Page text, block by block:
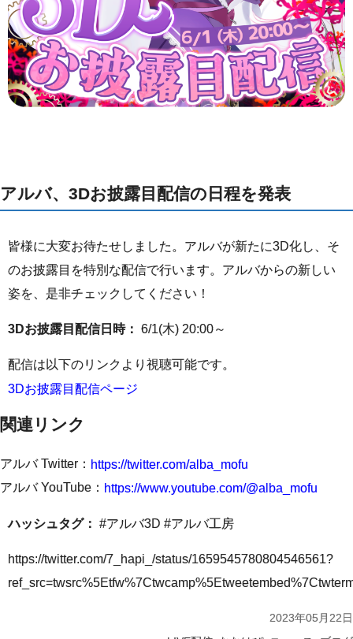
アルバ、3Dお披露目配信の日程を発表
皆様に大変お待たせしました。アルバが新たに3D化し、そ
のお披露目を特別な配信で行います。アルバからの新しい
姿を、是非チェックしてください！
3Dお披露目配信日時： 6/1(木) 20:00～
配信は以下のリンクより視聴可能です。
3Dお披露目配信ページ
関連リンク
アルバ Twitter： https://twitter.com/alba_mofu
アルバ YouTube： https://www.youtube.com/@alba_mofu
ハッシュタグ： #アルバ3D #アルバ工房
https://twitter.com/7_hapi_/status/1659545780804546561?
2023年05月22日